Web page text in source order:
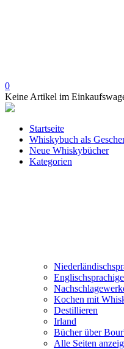
0
Keine Artikel im
Startseite
Whiskybuch als
Neue Whiskybücher
Kategorien
Kochen mit
Destillieren
Irland
Bücher über
Alle Seiten